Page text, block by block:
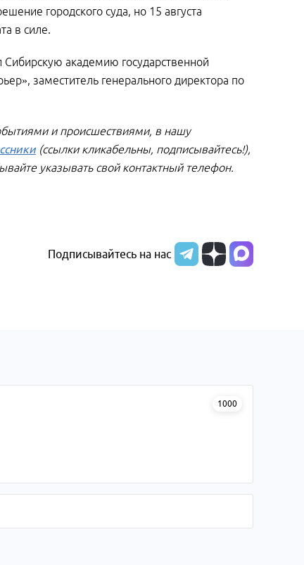
городского суда, но 15 августа
в силе.
академию государственной
заместитель генерального директора по
и происшествиями, в нашу
(ссылки кликабельны, подписывайтесь!),
указывать свой контактный телефон.
Подписывайтесь на нас
1000